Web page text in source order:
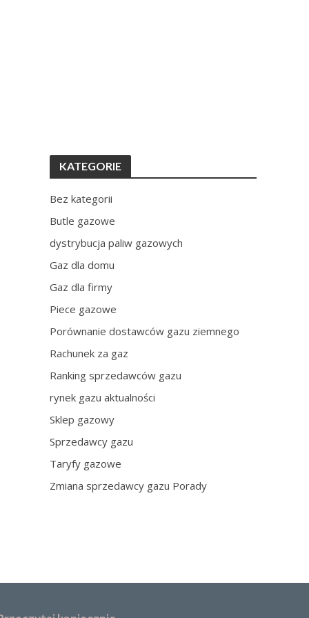
KATEGORIE
Bez kategorii
Butle gazowe
dystrybucja paliw gazowych
Gaz dla domu
Gaz dla firmy
Piece gazowe
Porównanie dostawców gazu ziemnego
Rachunek za gaz
Ranking sprzedawców gazu
rynek gazu aktualności
Sklep gazowy
Sprzedawcy gazu
Taryfy gazowe
Zmiana sprzedawcy gazu Porady